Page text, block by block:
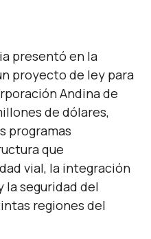
presentó en la
proyecto de ley para
Andina de
de dólares,
programas
que
vial, la integración
la seguridad del
regiones del